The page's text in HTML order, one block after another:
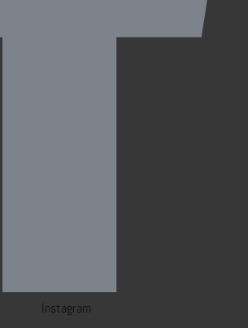
Instagram